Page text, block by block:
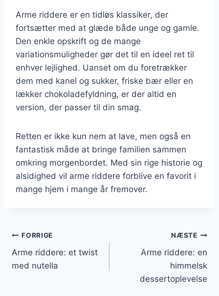
Arme riddere er en tidløs klassiker, der
fortsætter med at glæde både unge og gamle.
Den enkle opskrift og de mange
variationsmuligheder gør det til en ideel ret til
enhver lejlighed. Uanset om du foretrækker
dem med kanel og sukker, friske bær eller en
lækker chokoladefyldning, er der altid en
version, der passer til din smag.
Retten er ikke kun nem at lave, men også en
fantastisk måde at bringe familien sammen
omkring morgenbordet. Med sin rige historie og
alsidighed vil arme riddere forblive en favorit i
mange hjem i mange år fremover.
Indlægsnavigation
FORRIGE
Arme riddere: et twist
med nutella
NÆSTE
Arme riddere: en
himmelsk
dessertoplevelse